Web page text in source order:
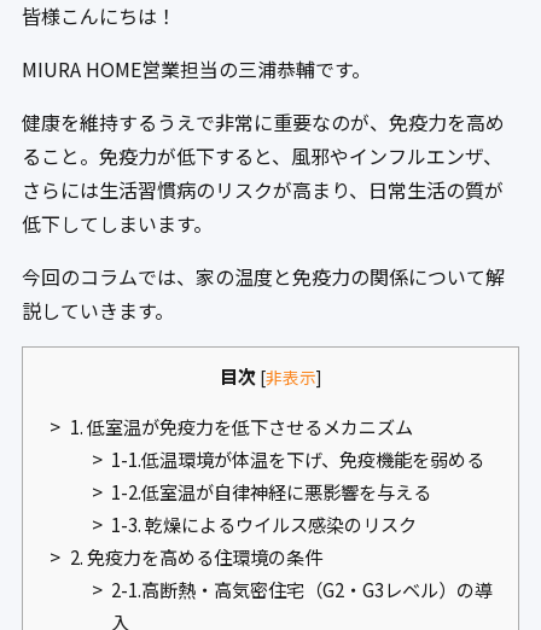
皆様こんにちは！
MIURA HOME営業担当の三浦恭輔です。
健康を維持するうえで非常に重要なのが、免疫力を高め
ること。免疫力が低下すると、風邪やインフルエンザ、
さらには生活習慣病のリスクが高まり、日常生活の質が
低下してしまいます。
今回のコラムでは、家の温度と免疫力の関係について解
説していきます。
目次 [非表示]
1. 低室温が免疫力を低下させるメカニズム
1-1.低温環境が体温を下げ、免疫機能を弱める
1-2.低室温が自律神経に悪影響を与える
1-3. 乾燥によるウイルス感染のリスク
2. 免疫力を高める住環境の条件
2-1.高断熱・高気密住宅（G2・G3レベル）の導
入